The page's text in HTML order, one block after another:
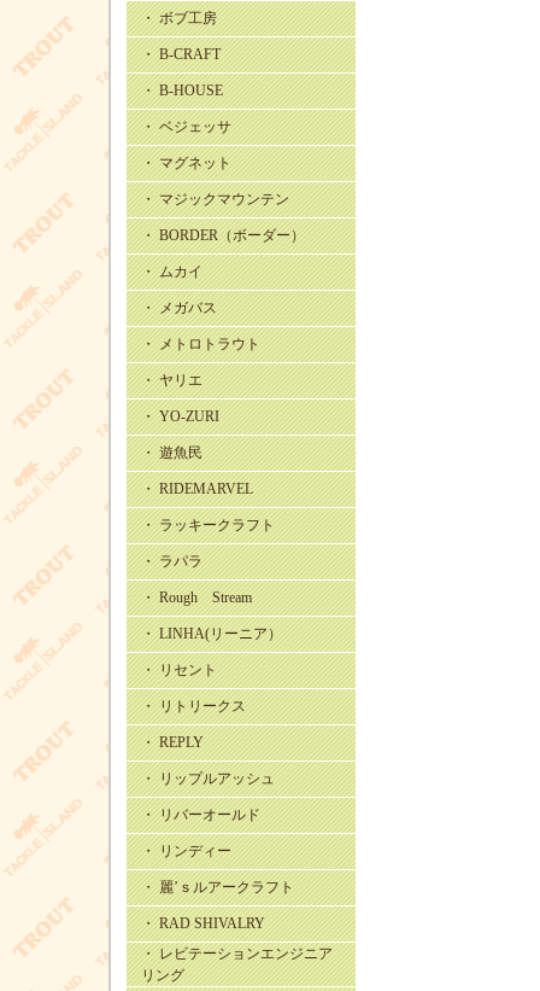
・ ボブ工房
・ B-CRAFT
・ B-HOUSE
・ ベジェッサ
・ マグネット
・ マジックマウンテン
・ BORDER（ボーダー）
・ ムカイ
・ メガバス
・ メトロトラウト
・ ヤリエ
・ YO-ZURI
・ 遊魚民
・ RIDEMARVEL
・ ラッキークラフト
・ ラパラ
・ Rough Stream
・ LINHA(リーニア）
・ リセント
・ リトリークス
・ REPLY
・ リップルアッシュ
・ リバーオールド
・ リンディー
・ 麗’ｓルアークラフト
・ RAD SHIVALRY
・ レビテーションエンジニア
リング